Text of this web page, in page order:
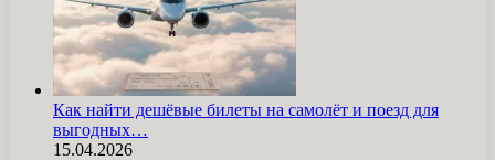
Как найти дешёвые билеты на самолёт и поезд для
выгодных…
15.04.2026